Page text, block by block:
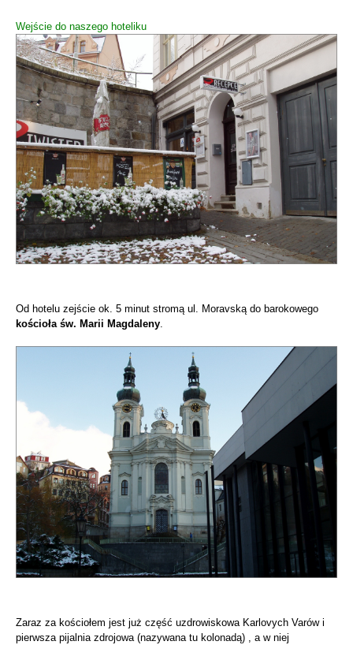
Wejście do naszego hoteliku
Od hotelu zejście ok. 5 minut stromą ul. Moravską do barokowego
kościoła św. Marii Magdaleny.
Zaraz za kościołem jest już część uzdrowiskowa Karlovych Varów i
pierwsza pijalnia zdrojowa (nazywana tu kolonadą) , a w niej